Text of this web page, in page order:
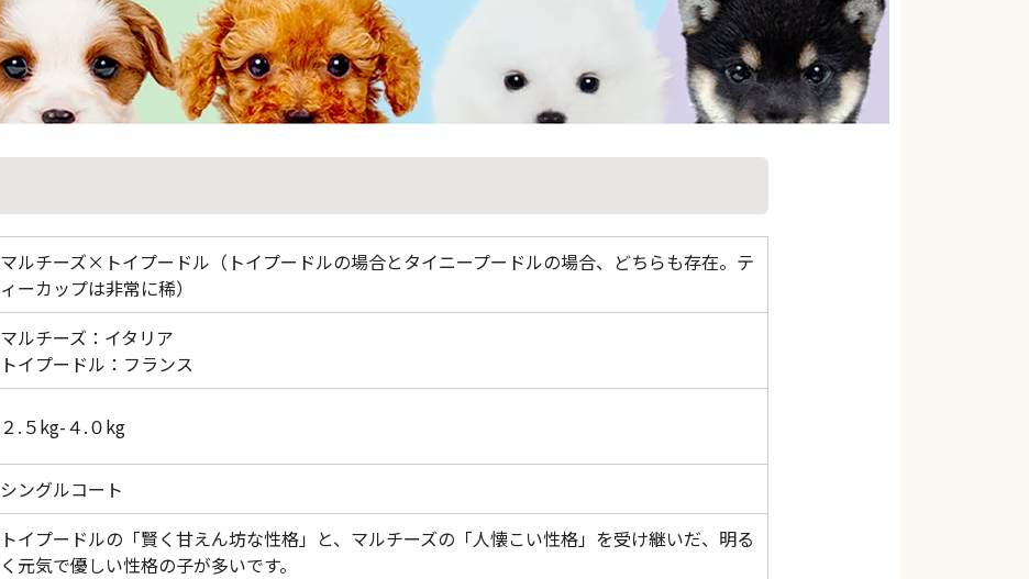
マルチーズ×トイプードル（トイプードルの場合とタイニープードルの場合、どちらも存在。テ
ィーカップは非常に稀）
マルチーズ：イタリア
トイプードル：フランス
２.５kg-４.０kg
シングルコート
トイプードルの「賢く甘えん坊な性格」と、マルチーズの「人懐こい性格」を受け継いだ、明る
く元気で優しい性格の子が多いです。